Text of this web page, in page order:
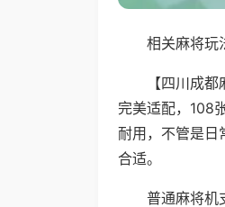
相关麻将玩
【四川成
完美适配，108
耐用，不管是日
合适。
普通麻将机